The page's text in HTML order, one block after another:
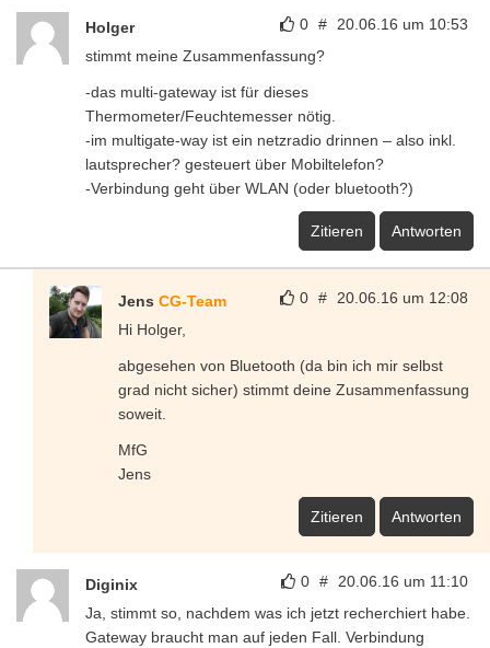
0 # 20.06.16 um 10:53
Holger
stimmt meine Zusammenfassung?
-das multi-gateway ist für dieses
Thermometer/Feuchtemesser nötig.
-im multigate-way ist ein netzradio drinnen – also inkl.
lautsprecher? gesteuert über Mobiltelefon?
-Verbindung geht über WLAN (oder bluetooth?)
Zitieren Antworten
0 # 20.06.16 um 12:08
Jens CG-Team
Hi Holger,
abgesehen von Bluetooth (da bin ich mir selbst
grad nicht sicher) stimmt deine Zusammenfassung
soweit.
MfG
Jens
Zitieren Antworten
0 # 20.06.16 um 11:10
Diginix
Ja, stimmt so, nachdem was ich jetzt recherchiert habe.
Gateway braucht man auf jeden Fall. Verbindung